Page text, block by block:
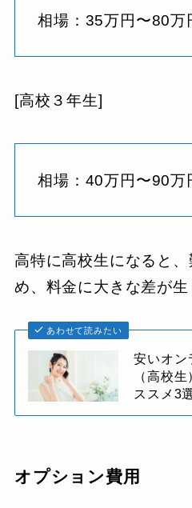
相場：35万円〜80万
[高校３年生]
相場：40万円〜90万
高特に高校生になると
め、料金に大きな差が生
あわせて読みたい
安いオン
（高校
ススメ3
オプション費用